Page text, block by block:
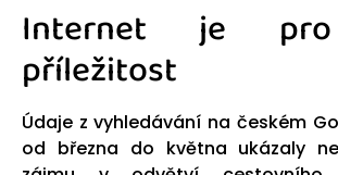
Internet je
příležitost
Údaje z vyhledávání na českém
od března do května ukázaly